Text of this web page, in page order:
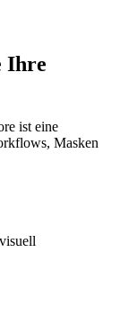
Ihre
ist eine
Masken